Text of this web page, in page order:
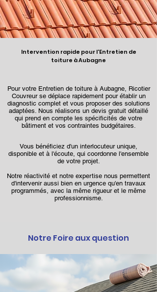
Intervention rapide pour l'Entretien de
toiture à Aubagne
Pour votre Entretien de toiture à Aubagne, Ricotier
Couvreur se déplace rapidement pour établir un
diagnostic complet et vous proposer des solutions
adaptées. Nous réalisons un devis gratuit détaillé
qui prend en compte les spécificités de votre
bâtiment et vos contraintes budgétaires.
Vous bénéficiez d'un interlocuteur unique,
disponible et à l'écoute, qui coordonne l'ensemble
de votre projet.
Notre réactivité et notre expertise nous permettent
d'intervenir aussi bien en urgence qu'en travaux
programmés, avec la même rigueur et le même
professionnisme.
Notre Foire aux question